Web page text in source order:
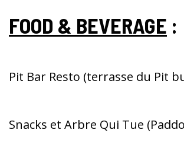
FOOD & BEVERAGE :
Pit Bar Resto (terrasse du Pit
Snacks et Arbre Qui Tue